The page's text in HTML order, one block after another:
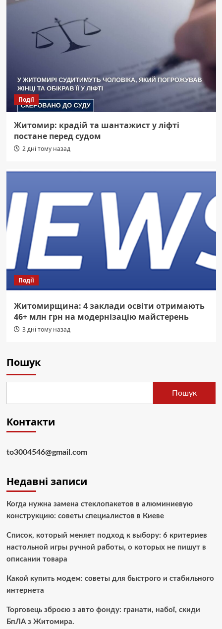
Події
Житомир: крадій та шантажист у ліфті
постане перед судом
2 дні тому назад
Події
Житомирщина: 4 заклади освіти отримають
46+ млн грн на модернізацію майстерень
3 дні тому назад
Пошук
Пошук
Контакти
to3004546@gmail.com
Недавні записи
Когда нужна замена стеклопакетов в алюминиевую
конструкцию: советы специалистов в Киеве
Список, который меняет подход к выбору: 6 критериев
настольной игры ручной работы, о которых не пишут в
описании товара
Какой купить модем: советы для быстрого и стабильного
интернета
Торговець зброєю з авто фонду: гранати, набої, скиди
БпЛА з Житомира.